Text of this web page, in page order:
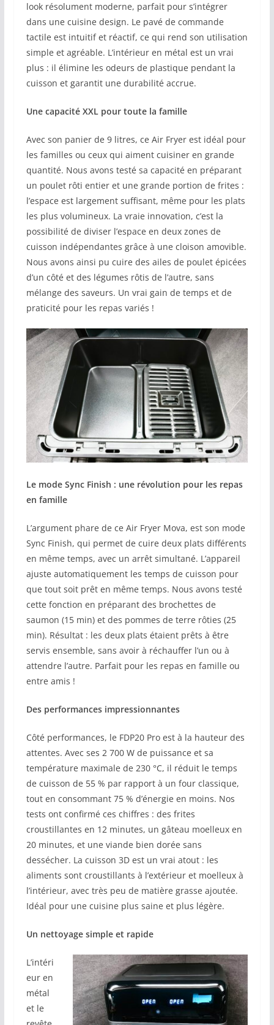
look résolument moderne, parfait pour s’intégrer
dans une cuisine design. Le pavé de commande
tactile est intuitif et réactif, ce qui rend son utilisation
simple et agréable. L’intérieur en métal est un vrai
plus : il élimine les odeurs de plastique pendant la
cuisson et garantit une durabilité accrue.
Une capacité XXL pour toute la famille
Avec son panier de 9 litres, ce Air Fryer est idéal pour
les familles ou ceux qui aiment cuisiner en grande
quantité. Nous avons testé sa capacité en préparant
un poulet rôti entier et une grande portion de frites :
l’espace est largement suffisant, même pour les plats
les plus volumineux. La vraie innovation, c’est la
possibilité de diviser l’espace en deux zones de
cuisson indépendantes grâce à une cloison amovible.
Nous avons ainsi pu cuire des ailes de poulet épicées
d’un côté et des légumes rôtis de l’autre, sans
mélange des saveurs. Un vrai gain de temps et de
praticité pour les repas variés !
Le mode Sync Finish : une révolution pour les repas
en famille
L’argument phare de ce Air Fryer Mova, est son mode
Sync Finish, qui permet de cuire deux plats différents
en même temps, avec un arrêt simultané. L’appareil
ajuste automatiquement les temps de cuisson pour
que tout soit prêt en même temps. Nous avons testé
cette fonction en préparant des brochettes de
saumon (15 min) et des pommes de terre rôties (25
min). Résultat : les deux plats étaient prêts à être
servis ensemble, sans avoir à réchauffer l’un ou à
attendre l’autre. Parfait pour les repas en famille ou
entre amis !
Des performances impressionnantes
Côté performances, le FDP20 Pro est à la hauteur des
attentes. Avec ses 2 700 W de puissance et sa
température maximale de 230 °C, il réduit le temps
de cuisson de 55 % par rapport à un four classique,
tout en consommant 75 % d’énergie en moins. Nos
tests ont confirmé ces chiffres : des frites
croustillantes en 12 minutes, un gâteau moelleux en
20 minutes, et une viande bien dorée sans
dessécher. La cuisson 3D est un vrai atout : les
aliments sont croustillants à l’extérieur et moelleux à
l’intérieur, avec très peu de matière grasse ajoutée.
Idéal pour une cuisine plus saine et plus légère.
Un nettoyage simple et rapide
L’intéri
eur en
métal
et le